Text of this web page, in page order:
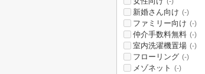
新婚さん向け (-)
ファミリー向け (-)
仲介手数料無料 (-)
室内洗濯機置場 (-)
フローリング (-)
メゾネット (-)